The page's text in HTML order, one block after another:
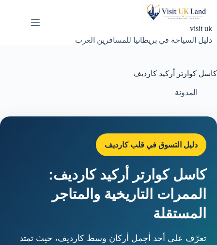
visit uk
دليل السياحة في بريطانيا للمسافرين العرب
كاسل كوارتر أركيد كارديف
المدونة
دليل التسوق في قلب كارديف
كاسل كوارتر أركيد كارديف:
الممرات التاريخية والمتاجر
المستقلة
تعرّف على أحد أجمل أركان وسط كارديف، حيث تمتد